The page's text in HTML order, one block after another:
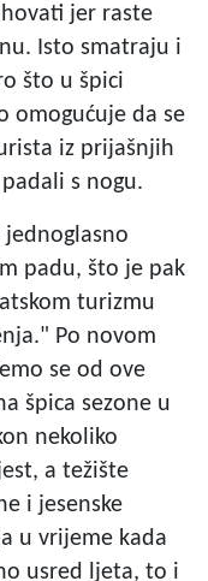
jer raste
Isto smatraju i
što u špici
omogućuje da se
iz prijašnjih
s nogu.
padu, što je pak
turizmu
Po novom
se od ove
špica sezone u
nekoliko
a težište
i jesenske
u vrijeme kada
usred ljeta, to i